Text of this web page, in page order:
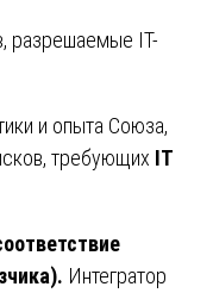
разрешаемые IT-
и опыта Союза,
требующих IT
Интегратор